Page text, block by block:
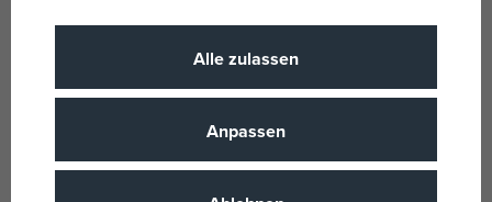
Gebrauchsanweisung: Halten Sie das Produkt sauber.
Waschen Sie die Schüssel vor dem ersten und jedem
Reinigungsmittel und spülen Sie sie anschließend
gründlich aus. Mit kochendem Wasser übergießen.
Verwenden Sie zum Reinigen keine scharfen oder
Alle zulassen
Anpassen